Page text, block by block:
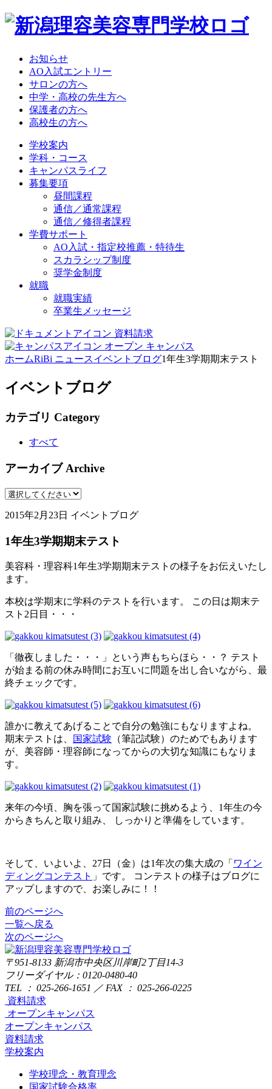
お知らせ
AO入試エントリー
サロンの方へ
中学・高校の先生方へ
保護者の方へ
高校生の方へ
学校案内
学科・コース
キャンパスライフ
募集要項
昼間課程
通信／通常課程
通信／修得者課程
学費サポート
AO入試・指定校推薦・特待生
スカラシップ制度
奨学金制度
就職
就職実績
卒業生メッセージ
資料請求
オープン キャンパス
ホームRiBi ニュースイベントブログ1年生3学期期末テスト
イベントブログ
カテゴリ Category
すべて
アーカイブ Archive
2015年2月23日 イベントブログ
1年生3学期期末テスト
美容科・理容科1年生3学期期末テストの様子をお伝えいたし
ます。
本校は学期末に学科のテストを行います。 この日は期末テ
スト2日目・・・
「徹夜しました・・・」という声もちらほら・・？ テスト
が始まる前の休み時間にお互いに問題を出し合いながら、最
終チェックです。
誰かに教えてあげることで自分の勉強にもなりますよね。
期末テストは、
国家試験 （筆記試験）のためでもあります
が、美容師・理容師になってからの大切な知識にもなりま
す。
来年の今頃、胸を張って国家試験に挑めるよう、1年生の今
からきちんと取り組み、 しっかりと準備をしています。
そして、いよいよ、27日（金）は1年次の集大成の「 ワイン
ディングコンテスト 」です。 コンテストの様子はブログに
アップしますので、お楽しみに！！
前のページへ
一覧へ戻る
次のページへ
〒951-8133 新潟市中央区川岸町2丁目14-3
フリーダイヤル：0120-0480-40
TEL ： 025-266-1651 ／ FAX ： 025-266-0225
資料請求
オープンキャンパス
オープンキャンパス
資料請求
学校案内
学校理念・教育理念